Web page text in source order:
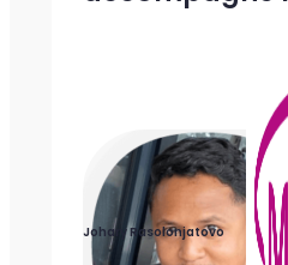
Johary Rasolonjatovo